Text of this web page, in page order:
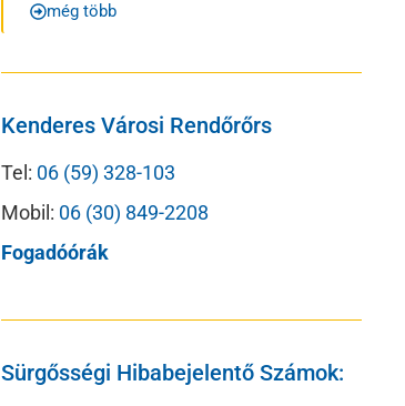
még több
Kenderes Városi Rendőrőrs
Tel: 06 (59) 328-103
Mobil: 06 (30) 849-2208
Fogadóórák
Sürgősségi Hibabejelentő Számok: